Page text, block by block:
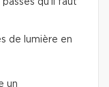
qu’il faut
de lumière en
un